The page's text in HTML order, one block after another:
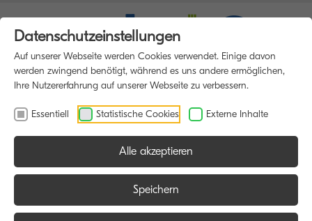
Datenschutzeinstellungen
Auf unserer Webseite werden Cookies verwendet. Einige davon
werden zwingend benötigt, während es uns andere ermöglichen,
Ihre Nutzererfahrung auf unserer Webseite zu verbessern.
Essentiell Statistische Cookies Externe Inhalte
Alle akzeptieren
Speichern